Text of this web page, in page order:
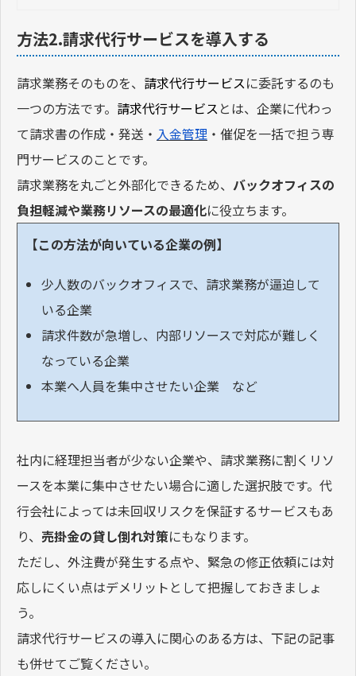
方法2.請求代行サービスを導入する
請求業務そのものを、 請求代行サービスに委託するのも
一つの方法です。 請求代行サービスとは、企業に代わっ
て請求書の作成・発送・ 入金管理 ・催促を一括で担う専
門サービスのことです。
請求業務を丸ごと外部化できるため、 バックオフィスの
負担軽減や業務リソースの最適化に役立ちます。
【この方法が向いている企業の例】
少人数のバックオフィスで、請求業務が逼迫して
いる企業
請求件数が急増し、内部リソースで対応が難しく
なっている企業
本業へ人員を集中させたい企業 など
社内に経理担当者が少ない企業や、請求業務に割くリソ
ースを本業に集中させたい場合に適した選択肢です。代
行会社によっては未回収リスクを保証するサービスもあ
り、 売掛金の貸し倒れ対策にもなります。
ただし、外注費が発生する点や、緊急の修正依頼には対
応しにくい点はデメリットとして把握しておきましょ
う。
請求代行サービスの導入に関心のある方は、下記の記事
も併せてご覧ください。